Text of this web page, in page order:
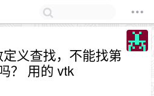
义查找，不能找第
？ 用的 vtk